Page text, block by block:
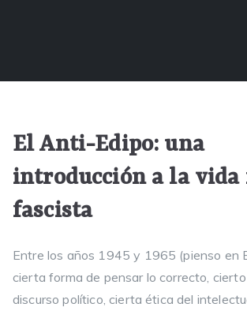
El Anti-Edipo: una
introducción a la vida
fascista
Entre los años 1945 y 1965 (pienso en
cierta forma de pensar lo correcto,
discurso político, cierta ética del